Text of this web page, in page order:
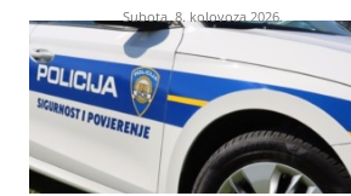
Subota, 8. kolovoza 2026.